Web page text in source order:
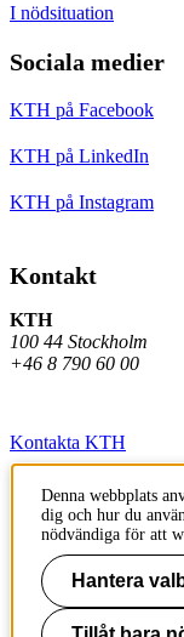
I nödsituation
Sociala medier
KTH på Facebook
KTH på LinkedIn
KTH på Instagram
Kontakt
KTH
100 44 Stockholm
+46 8 790 60 00
Kontakta KTH
Jobba på KTH
Press och media
Faktura och betalning
Om KTH:s
Denna webbplats
dig och hur du
nödvändiga för att
Hantera